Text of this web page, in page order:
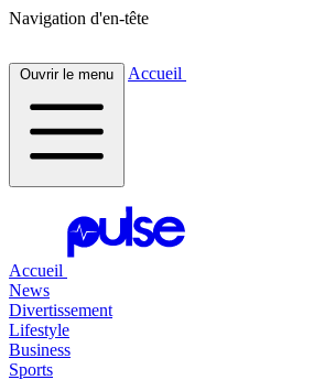
Navigation d'en-tête
Ouvrir le menu Accueil
Accueil
News
Divertissement
Lifestyle
Business
Sports